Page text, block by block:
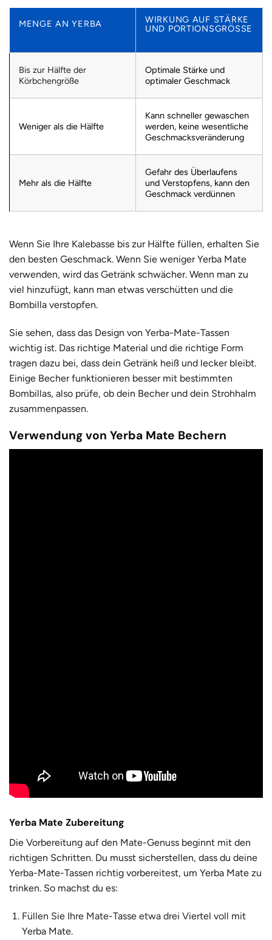
MENGE AN YERBA
WIRKUNG AUF STÄRKE
UND PORTIONSGRÖSSE
Bis zur Hälfte der
Körbchengröße
Optimale Stärke und
optimaler Geschmack
Weniger als die Hälfte
Kann schneller gewaschen
werden, keine wesentliche
Geschmacksveränderung
Mehr als die Hälfte
Gefahr des Überlaufens
und Verstopfens, kann den
Geschmack verdünnen
Wenn Sie Ihre Kalebasse bis zur Hälfte füllen, erhalten Sie
den besten Geschmack. Wenn Sie weniger Yerba Mate
verwenden, wird das Getränk schwächer. Wenn man zu
viel hinzufügt, kann man etwas verschütten und die
Bombilla verstopfen.
Sie sehen, dass das Design von Yerba-Mate-Tassen
wichtig ist. Das richtige Material und die richtige Form
tragen dazu bei, dass dein Getränk heiß und lecker bleibt.
Einige Becher funktionieren besser mit bestimmten
Bombillas, also prüfe, ob dein Becher und dein Strohhalm
zusammenpassen.
Verwendung von Yerba Mate Bechern
Yerba Mate Zubereitung
Die Vorbereitung auf den Mate-Genuss beginnt mit den
richtigen Schritten. Du musst sicherstellen, dass du deine
Yerba-Mate-Tassen richtig vorbereitest, um Yerba Mate zu
trinken. So machst du es:
Füllen Sie Ihre Mate-Tasse etwa drei Viertel voll mit
Yerba Mate.